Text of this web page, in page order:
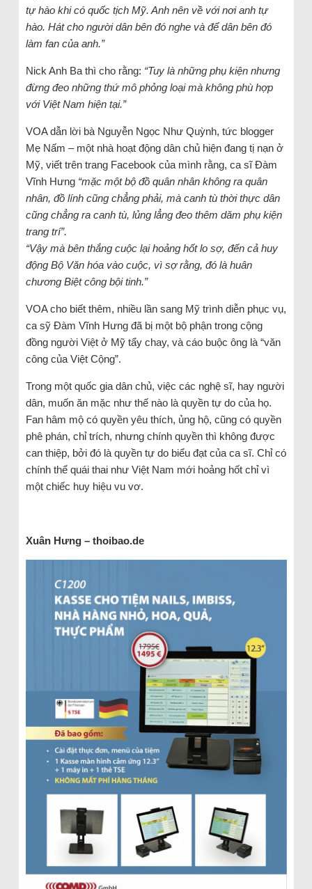
tự hào khi có quốc tịch Mỹ. Anh nên về với nơi anh tự
hào. Hát cho người dân bên đó nghe và để dân bên đó
làm fan của anh.”
Nick Anh Ba thì cho rằng: “Tuy là những phụ kiện nhưng
đừng đeo những thứ mô phỏng loại mà không phù hợp
với Việt Nam hiện tại.”
VOA dẫn lời bà Nguyễn Ngọc Như Quỳnh, tức blogger
Mẹ Nấm – một nhà hoạt động dân chủ hiện đang tị nạn ở
Mỹ, viết trên trang Facebook của mình rằng, ca sĩ Đàm
Vĩnh Hưng “mặc một bộ đồ quân nhân không ra quân
nhân, đồ lính cũng chẳng phải, mà canh tù thời thực dân
cũng chẳng ra canh tù, lủng lẳng đeo thêm dăm phụ kiện
trang trí”.
“Vậy mà bên thắng cuộc lại hoảng hốt lo sợ, đến cả huy
động Bộ Văn hóa vào cuộc, vì sợ rằng, đó là huân
chương Biệt công bội tinh.”
VOA cho biết thêm, nhiều lần sang Mỹ trình diễn phục vụ,
ca sỹ Đàm Vĩnh Hưng đã bị một bộ phận trong cộng
đồng người Việt ở Mỹ tẩy chay, và cáo buộc ông là “văn
công của Việt Cộng”.
Trong một quốc gia dân chủ, việc các nghệ sĩ, hay người
dân, muốn ăn mặc như thế nào là quyền tự do của họ.
Fan hâm mộ có quyền yêu thích, ủng hộ, cũng có quyền
phê phán, chỉ trích, nhưng chính quyền thì không được
can thiệp, bởi đó là quyền tự do biểu đạt của ca sĩ. Chỉ có
chính thể quái thai như Việt Nam mới hoảng hốt chỉ vì
một chiếc huy hiệu vu vơ.
Xuân Hưng – thoibao.de